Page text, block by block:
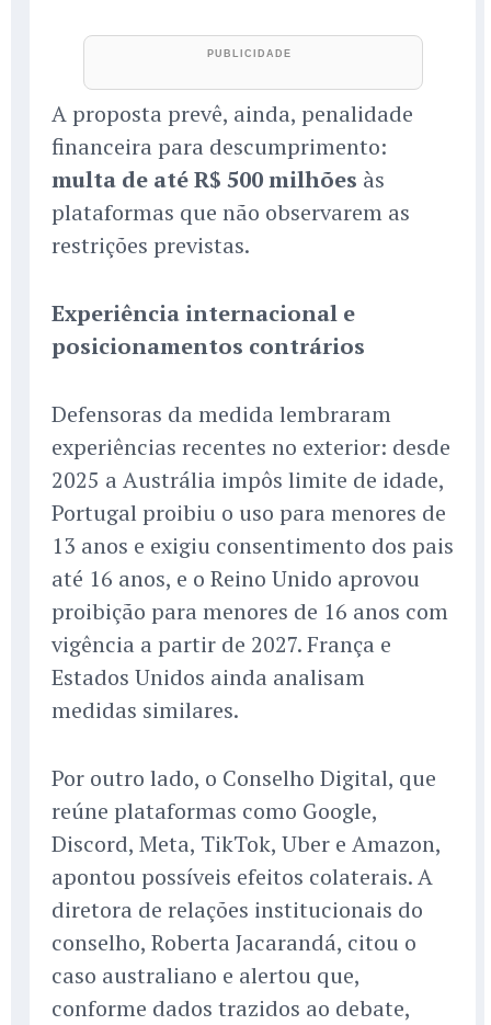
A proposta prevê, ainda, penalidade
financeira para descumprimento:
multa de até R$ 500 milhões às
plataformas que não observarem as
restrições previstas.
Experiência internacional e
posicionamentos contrários
Defensoras da medida lembraram
experiências recentes no exterior: desde
2025 a Austrália impôs limite de idade,
Portugal proibiu o uso para menores de
13 anos e exigiu consentimento dos pais
até 16 anos, e o Reino Unido aprovou
proibição para menores de 16 anos com
vigência a partir de 2027. França e
Estados Unidos ainda analisam
medidas similares.
Por outro lado, o Conselho Digital, que
reúne plataformas como Google,
Discord, Meta, TikTok, Uber e Amazon,
apontou possíveis efeitos colaterais. A
diretora de relações institucionais do
conselho, Roberta Jacarandá, citou o
caso australiano e alertou que,
conforme dados trazidos ao debate,